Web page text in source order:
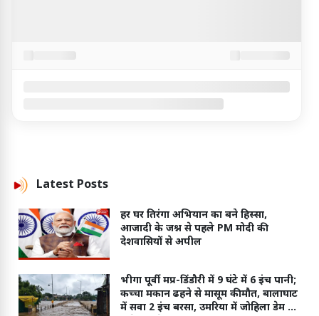
Latest Posts
हर घर तिरंगा अभियान का बने हिस्सा,
आजादी के जश्न से पहले PM मोदी की
देशवासियों से अपील
भीगा पूर्वी मप्र-डिंडौरी में 9 घंटे में 6 इंच पानी;
कच्चा मकान ढहने से मासूम की मौत, बालाघाट
में सवा 2 इंच बरसा, उमरिया में जोहिला डेम के